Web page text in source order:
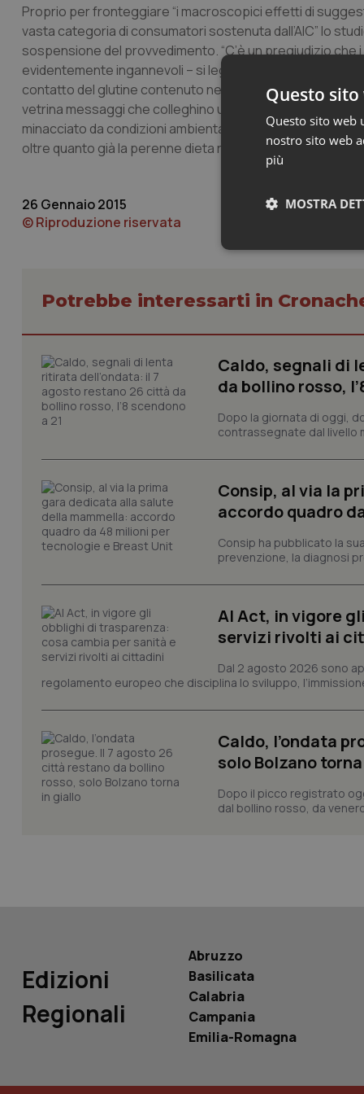
Proprio per fronteggiare “i macroscopici effetti di
vasta categoria di consumatori sostenuta dall’AIC” lo
sospensione del provvedimento. “C’è un pregiudizio
evidentemente ingannevoli – si legge nel ricorso – che
contatto del glutine contenuto nei cosmetici con la cute
vetrina messaggi che colleghino un prodotto cosmetico
minacciato da condizioni ambientali (glutine a contatto
oltre quanto già la perenne dieta rigorosamente senza
26 Gennaio 2015
© Riproduzione riservata
Potrebbe interessarti in
Caldo, segnali di
da bollino rosso,
Dopo la giornata di oggi,
contrassegnate dal livello
Consip, al via la
accordo quadro
Consip ha pubblicato la
prevenzione, la diagnosi
AI Act, in vigore
servizi rivolti ai
Dal 2 agosto 2026 sono
regolamento europeo che disciplina lo sviluppo,
Caldo, l’ondata
solo Bolzano
Dopo il picco registrato
dal bollino rosso, da
Edizioni
Regionali
Abruzzo
Basilicata
Calabria
Campania
Emilia-Romagna
Questo
Questo sito web
nostro sito web
più
MOSTRA
I cookie necessari
e l'accesso alle
Nome
CookieScriptConsent
tracking-sites-
tracking-enable
session-id
PHPSESSID
__Secure-YNID